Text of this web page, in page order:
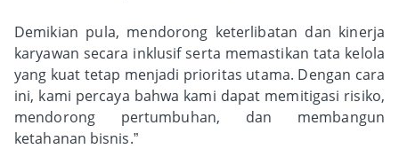
Demikian pula, mendorong keterlibatan dan kinerja
karyawan secara inklusif serta memastikan tata kelola
yang kuat tetap menjadi prioritas utama. Dengan cara
ini, kami percaya bahwa kami dapat memitigasi risiko,
mendorong pertumbuhan, dan membangun
ketahanan bisnis.”